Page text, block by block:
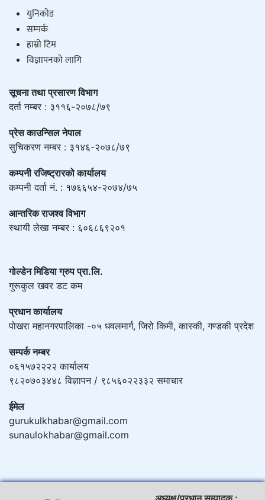
युनिकाेड
सम्पर्क
हाम्राे टिम
विज्ञापनको लागि
सूचना तथा प्रसारण विभाग
दर्ता नम्बर : ३११६-२०७८/७९
प्रेस काउन्सिल नेपाल
सुचिकरण नम्बर : ३१४६-२०७८/७९
कम्पनी रजिष्ट्रारको कार्यालय
कम्पनी दर्ता नं. : १७६६५४-२०७४/७५
आन्तरिक राजश्व विभाग
स्थायी लेखा नम्बर : ६०६८६९२०१
गोल्डेन मिडिया ग्रुप प्रा.लि.
गुरूकुल खवर डट कम
प्रधान कार्यालय
पोखरा महानगरपालिका -०५ धवलमार्ग, जिरो किमी, कास्की, गण्डकी प्रदेश
सम्पर्क नम्बर
०६१५७२२२२ कार्यालय
९८२०७०३४४८ विज्ञापन / ९८५६०२२३३२ समाचार
ईमेल
gurukulkhabar@gmail.com
sunaulokhabar@gmail.com